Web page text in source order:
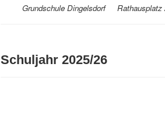
Grundschule Dingelsdorf
Schuljahr 2025/26